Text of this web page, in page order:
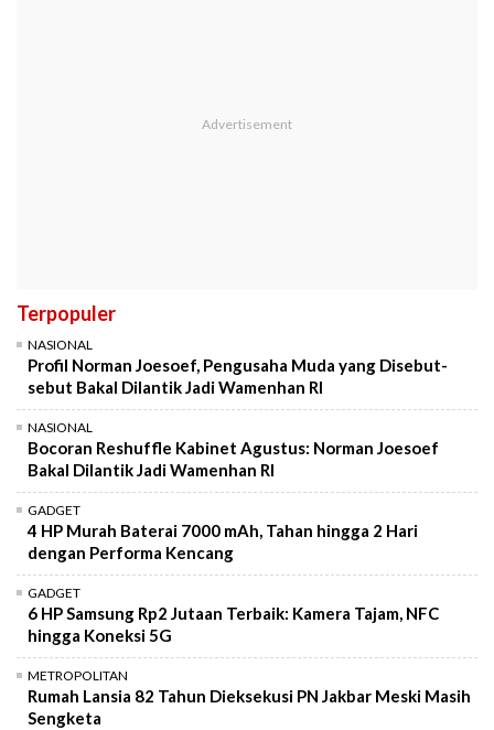
Terpopuler
NASIONAL
Profil Norman Joesoef, Pengusaha Muda yang Disebut-
sebut Bakal Dilantik Jadi Wamenhan RI
NASIONAL
Bocoran Reshuffle Kabinet Agustus: Norman Joesoef
Bakal Dilantik Jadi Wamenhan RI
GADGET
4 HP Murah Baterai 7000 mAh, Tahan hingga 2 Hari
dengan Performa Kencang
GADGET
6 HP Samsung Rp2 Jutaan Terbaik: Kamera Tajam, NFC
hingga Koneksi 5G
METROPOLITAN
Rumah Lansia 82 Tahun Dieksekusi PN Jakbar Meski Masih
Sengketa